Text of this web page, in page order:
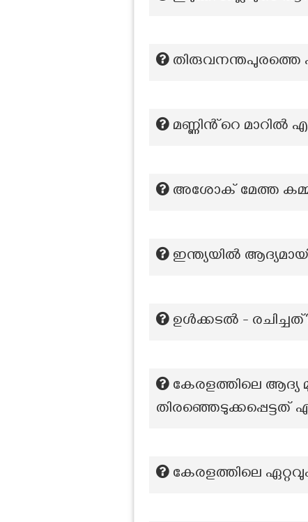
തിരുവനന്തപുരത്തെ
മണ്ണിൻ്റെ മാറിൽ
അശോക് മേത്ത
ഇന്ത്യയിൽ
ഉള്‍ക്കടല്‍ -
കേരളത്തിലെ ആദ്യ
കേരളത്തിലെ